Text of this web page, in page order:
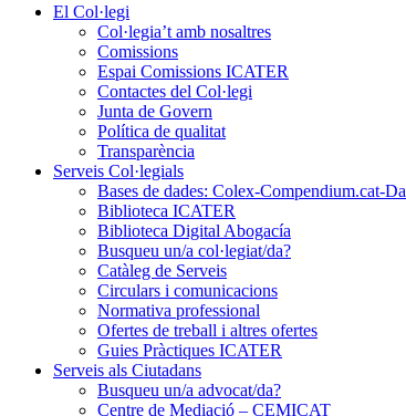
El Col·legi
Col·legia’t amb nosaltres
Comissions
Espai Comissions ICATER
Contactes del Col·legi
Junta de Govern
Política de qualitat
Transparència
Serveis Col·legials
Bases de dades: Colex-Compendium.cat-
Biblioteca ICATER
Biblioteca Digital Abogacía
Busqueu un/a col·legiat/da?
Catàleg de Serveis
Circulars i comunicacions
Normativa professional
Ofertes de treball i altres ofertes
Guies Pràctiques ICATER
Serveis als Ciutadans
Busqueu un/a advocat/da?
Centre de Mediació – CEMICAT